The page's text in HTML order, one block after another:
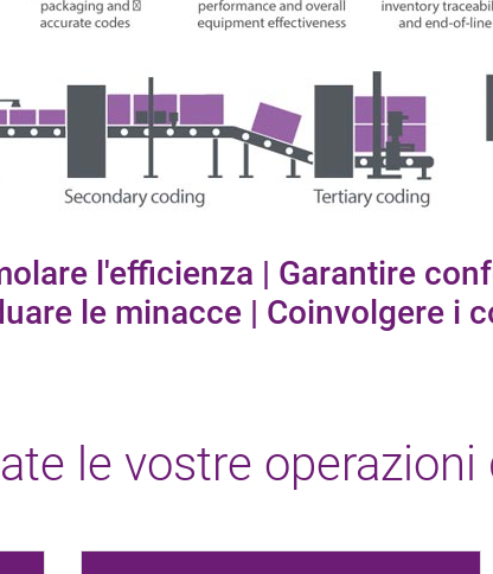
l'efficienza | Garantire
le minacce | Coinvolgere i
le vostre operazioni